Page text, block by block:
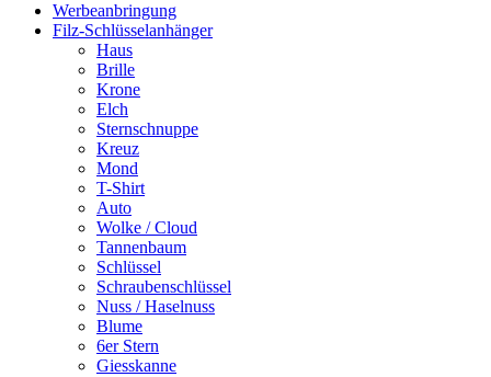
Werbeanbringung
Filz-Schlüsselanhänger
Haus
Brille
Krone
Elch
Sternschnuppe
Kreuz
Mond
T-Shirt
Auto
Wolke / Cloud
Tannenbaum
Schlüssel
Schraubenschlüssel
Nuss / Haselnuss
Blume
6er Stern
Giesskanne